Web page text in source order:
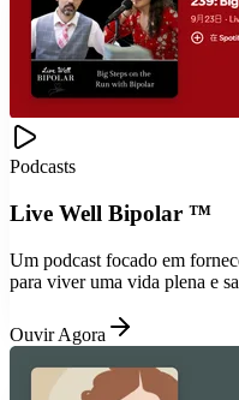
Podcasts
Live Well Bipolar ™
Um podcast focado em
para viver uma vida plena e
Ouvir Agora